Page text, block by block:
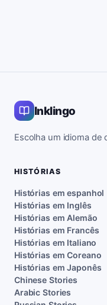
Inklingo
Escolha um idioma de
HISTÓRIAS
Histórias em espanhol
Histórias em Inglês
Histórias em Alemão
Histórias em Francês
Histórias em Italiano
Histórias em Coreano
Histórias em Japonês
Chinese Stories
Arabic Stories